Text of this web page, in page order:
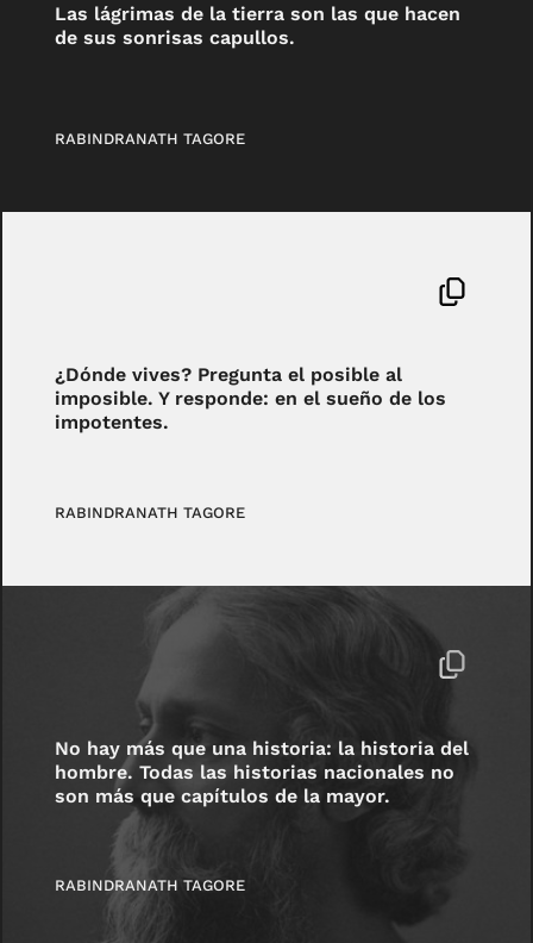
Las lágrimas de la tierra son las que hacen
de sus sonrisas capullos.
RABINDRANATH TAGORE
¿Dónde vives? Pregunta el posible al
imposible. Y responde: en el sueño de los
impotentes.
RABINDRANATH TAGORE
No hay más que una historia: la historia del
hombre. Todas las historias nacionales no
son más que capítulos de la mayor.
RABINDRANATH TAGORE